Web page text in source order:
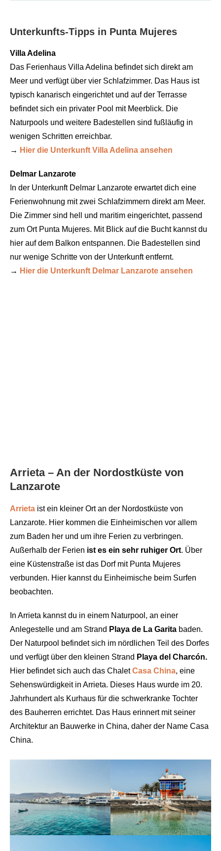
Unterkunfts-Tipps in Punta Mujeres
Villa Adelina
Das Ferienhaus Villa Adelina befindet sich direkt am
Meer und verfügt über vier Schlafzimmer. Das Haus ist
typisch kanarisch eingerichtet und auf der Terrasse
befindet sich ein privater Pool mit Meerblick. Die
Naturpools und weitere Badestellen sind fußläufig in
wenigen Schritten erreichbar.
→ Hier die Unterkunft Villa Adelina ansehen
Delmar Lanzarote
In der Unterkunft Delmar Lanzarote erwartet dich eine
Ferienwohnung mit zwei Schlafzimmern direkt am Meer.
Die Zimmer sind hell und maritim eingerichtet, passend
zum Ort Punta Mujeres. Mit Blick auf die Bucht kannst du
hier auf dem Balkon entspannen. Die Badestellen sind
nur wenige Schritte von der Unterkunft entfernt.
→ Hier die Unterkunft Delmar Lanzarote ansehen
Arrieta – An der Nordostküste von
Lanzarote
Arrieta ist ein kleiner Ort an der Nordostküste von
Lanzarote. Hier kommen die Einheimischen vor allem
zum Baden her und um ihre Ferien zu verbringen.
Außerhalb der Ferien ist es ein sehr ruhiger Ort. Über
eine Küstenstraße ist das Dorf mit Punta Mujeres
verbunden. Hier kannst du Einheimische beim Surfen
beobachten.
In Arrieta kannst du in einem Naturpool, an einer
Anlegestelle und am Strand Playa de La Garita baden.
Der Naturpool befindet sich im nördlichen Teil des Dorfes
und verfügt über den kleinen Strand Playa del Charcón.
Hier befindet sich auch das ChaletCasa China, eine
Sehenswürdigkeit in Arrieta. Dieses Haus wurde im 20.
Jahrhundert als Kurhaus für die schwerkranke Tochter
des Bauherren errichtet. Das Haus erinnert mit seiner
Architektur an Bauwerke in China, daher der Name Casa
China.